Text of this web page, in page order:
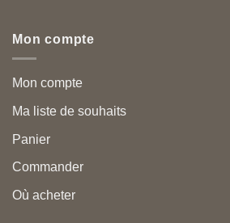
Mon compte
Mon compte
Ma liste de souhaits
Panier
Commander
Où acheter